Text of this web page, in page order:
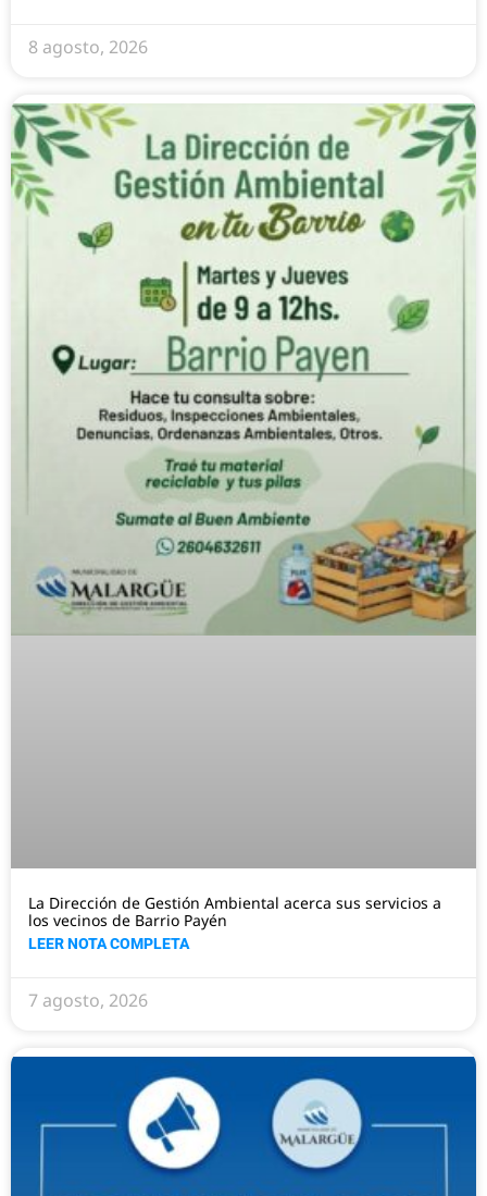
8 agosto, 2026
La Dirección de Gestión Ambiental acerca sus servicios a
los vecinos de Barrio Payén
LEER NOTA COMPLETA
7 agosto, 2026